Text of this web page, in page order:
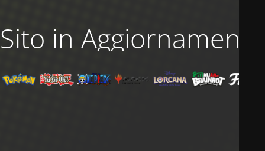
Sito in Aggiornamento